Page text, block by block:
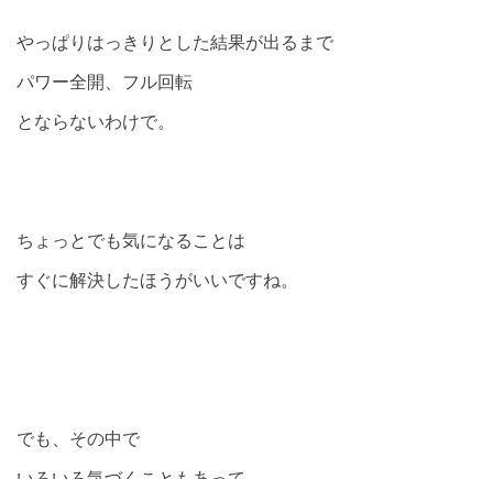
やっぱりはっきりとした結果が出るまで
パワー全開、フル回転
とならないわけで。
ちょっとでも気になることは
すぐに解決したほうがいいですね。
でも、その中で